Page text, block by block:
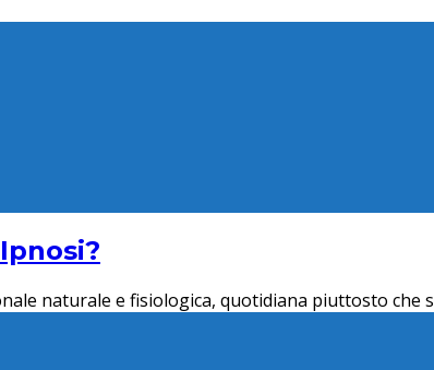
naturale e fisiologica, quotidiana piuttosto che